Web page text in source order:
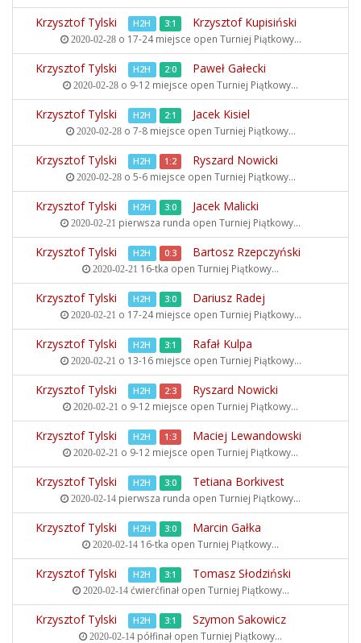
Krzysztof Tylski H2H 3:1 Krzysztof Kupisiński
2020-02-28o 17-24 miejsce open Turniej Piątkowy...
Krzysztof Tylski H2H 2:0 Paweł Gałecki
2020-02-28 o 9-12 miejsce open Turniej Piątkowy...
Krzysztof Tylski H2H 2:1 Jacek Kisiel
2020-02-28o 7-8 miejsce open Turniej Piątkowy...
Krzysztof Tylski H2H 1:2 Ryszard Nowicki
2020-02-28o 5-6 miejsce open Turniej Piątkowy...
Krzysztof Tylski H2H 3:0 Jacek Malicki
2020-02-21 pierwsza runda open Turniej Piątkowy...
Krzysztof Tylski H2H 0:3 Bartosz Rzepczyński
2020-02-21 16-tka open Turniej Piątkowy...
Krzysztof Tylski H2H 3:0 Dariusz Radej
2020-02-21 o 17-24 miejsce open Turniej Piątkowy...
Krzysztof Tylski H2H 3:1 Rafał Kulpa
2020-02-21 o 13-16 miejsce open Turniej Piątkowy...
Krzysztof Tylski H2H 2:3 Ryszard Nowicki
2020-02-21 o 9-12 miejsce open Turniej Piątkowy...
Krzysztof Tylski H2H 1:3 Maciej Lewandowski
2020-02-21 o 9-12 miejsce open Turniej Piątkowy...
Krzysztof Tylski H2H 3:0 Tetiana Borkivest
2020-02-14 pierwsza runda open Turniej Piątkowy...
Krzysztof Tylski H2H 3:0 Marcin Gałka
2020-02-14 16-tka open Turniej Piątkowy...
Krzysztof Tylski H2H 3:1 Tomasz Słodziński
2020-02-14ćwierćfinał open Turniej Piątkowy...
Krzysztof Tylski H2H 3:1 Szymon Sakowicz
2020-02-14 półfinał open Turniej Piątkowy...